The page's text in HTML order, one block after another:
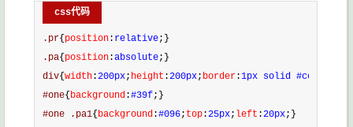
css代码
.pr{ position: relative;}
.pa{ position:absolute;}
div{ width:200px; height :200px; border:1px solid #ccc
#one{ background:#39f;}
#one .pa1{ background:#096; top:25px; left :20px;}